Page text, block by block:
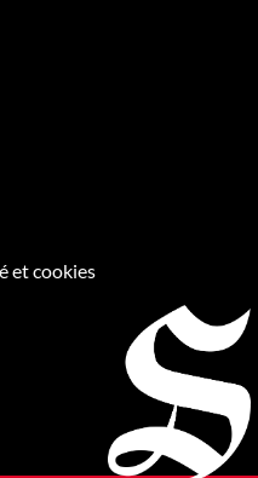
et cookies